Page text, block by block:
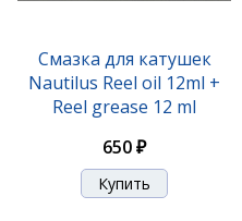
Смазка для катушек
Nautilus Reel oil 12ml +
Reel grease 12 ml
650 ₽